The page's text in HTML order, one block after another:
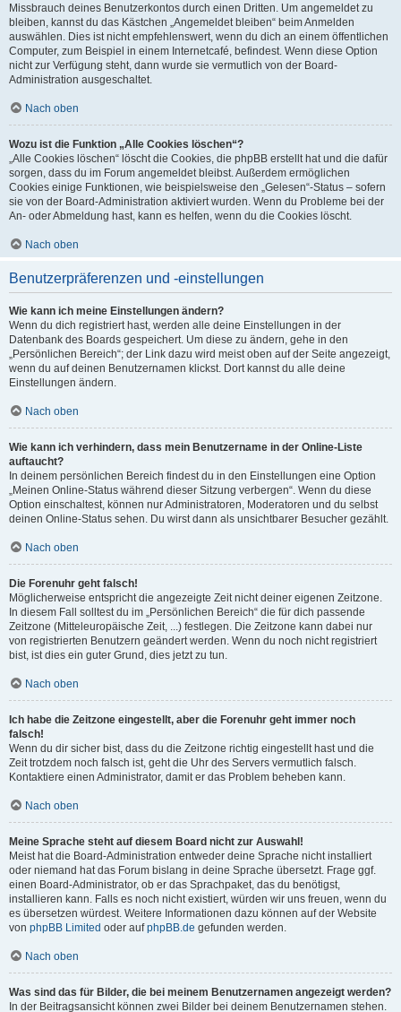
Missbrauch deines Benutzerkontos durch einen Dritten. Um angemeldet zu
bleiben, kannst du das Kästchen „Angemeldet bleiben“ beim Anmelden
auswählen. Dies ist nicht empfehlenswert, wenn du dich an einem öffentlichen
Computer, zum Beispiel in einem Internetcafé, befindest. Wenn diese Option
nicht zur Verfügung steht, dann wurde sie vermutlich von der Board-
Administration ausgeschaltet.
Nach oben
Wozu ist die Funktion „Alle Cookies löschen“?
„Alle Cookies löschen“ löscht die Cookies, die phpBB erstellt hat und die dafür
sorgen, dass du im Forum angemeldet bleibst. Außerdem ermöglichen
Cookies einige Funktionen, wie beispielsweise den „Gelesen“-Status – sofern
sie von der Board-Administration aktiviert wurden. Wenn du Probleme bei der
An- oder Abmeldung hast, kann es helfen, wenn du die Cookies löscht.
Nach oben
Benutzerpräferenzen und -einstellungen
Wie kann ich meine Einstellungen ändern?
Wenn du dich registriert hast, werden alle deine Einstellungen in der
Datenbank des Boards gespeichert. Um diese zu ändern, gehe in den
„Persönlichen Bereich“; der Link dazu wird meist oben auf der Seite angezeigt,
wenn du auf deinen Benutzernamen klickst. Dort kannst du alle deine
Einstellungen ändern.
Nach oben
Wie kann ich verhindern, dass mein Benutzername in der Online-Liste
auftaucht?
In deinem persönlichen Bereich findest du in den Einstellungen eine Option
„Meinen Online-Status während dieser Sitzung verbergen“. Wenn du diese
Option einschaltest, können nur Administratoren, Moderatoren und du selbst
deinen Online-Status sehen. Du wirst dann als unsichtbarer Besucher gezählt.
Nach oben
Die Forenuhr geht falsch!
Möglicherweise entspricht die angezeigte Zeit nicht deiner eigenen Zeitzone.
In diesem Fall solltest du im „Persönlichen Bereich“ die für dich passende
Zeitzone (Mitteleuropäische Zeit, ...) festlegen. Die Zeitzone kann dabei nur
von registrierten Benutzern geändert werden. Wenn du noch nicht registriert
bist, ist dies ein guter Grund, dies jetzt zu tun.
Nach oben
Ich habe die Zeitzone eingestellt, aber die Forenuhr geht immer noch
falsch!
Wenn du dir sicher bist, dass du die Zeitzone richtig eingestellt hast und die
Zeit trotzdem noch falsch ist, geht die Uhr des Servers vermutlich falsch.
Kontaktiere einen Administrator, damit er das Problem beheben kann.
Nach oben
Meine Sprache steht auf diesem Board nicht zur Auswahl!
Meist hat die Board-Administration entweder deine Sprache nicht installiert
oder niemand hat das Forum bislang in deine Sprache übersetzt. Frage ggf.
einen Board-Administrator, ob er das Sprachpaket, das du benötigst,
installieren kann. Falls es noch nicht existiert, würden wir uns freuen, wenn du
es übersetzen würdest. Weitere Informationen dazu können auf der Website
von phpBB Limited oder aufphpBB.de gefunden werden.
Nach oben
Was sind das für Bilder, die bei meinem Benutzernamen angezeigt werden?
In der Beitragsansicht können zwei Bilder bei deinem Benutzernamen stehen.